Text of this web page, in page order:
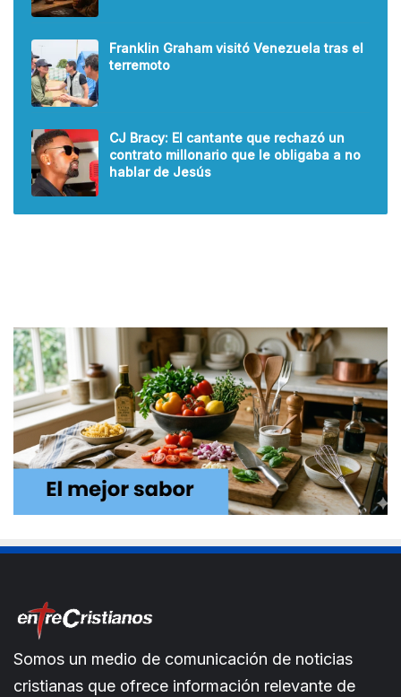
Franklin Graham visitó Venezuela tras el
terremoto
CJ Bracy: El cantante que rechazó un
contrato millonario que le obligaba a no
hablar de Jesús
Somos un medio de comunicación de noticias
cristianas que ofrece información relevante de